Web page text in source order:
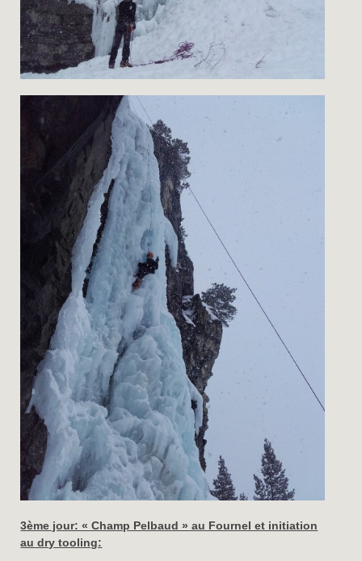
3ème jour: « Champ Pelbaud » au Fournel et initiation
au dry tooling: